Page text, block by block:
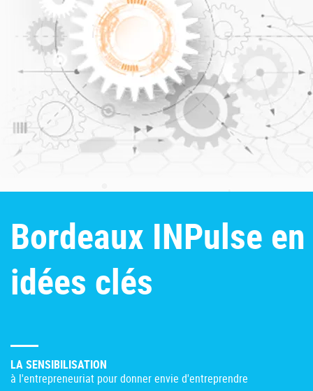
Bordeaux INPulse
idées clés
LA SENSIBILISATION
à l'entrepreneuriat pour donner envie d'entreprendre